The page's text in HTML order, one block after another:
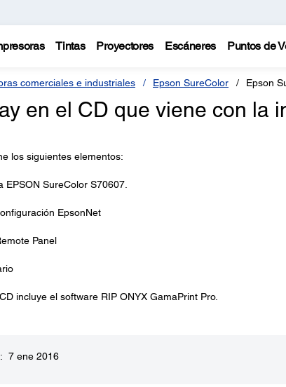
Tintas Proyectores Escáneres Puntos de
comerciales e industriales Epson SureColor Epson
en el CD que viene con la
los siguientes elementos:
EPSON SureColor S70607.
EpsonNet
Panel
incluye el software RIP ONYX GamaPrint Pro.
7 ene 2016